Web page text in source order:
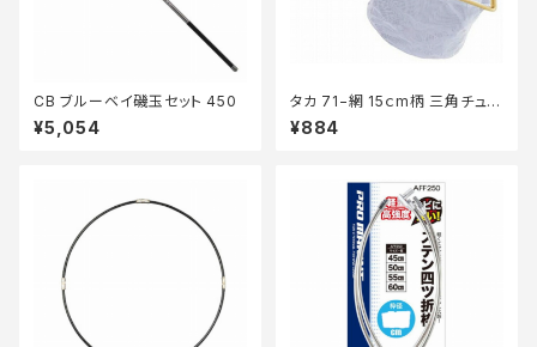
CB ブルーベイ磯玉セット 450
¥5,054
タカ 71−網 15ｃm柄 三角チュ
ル 30ｃm
¥884